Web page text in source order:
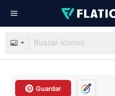
Guardar